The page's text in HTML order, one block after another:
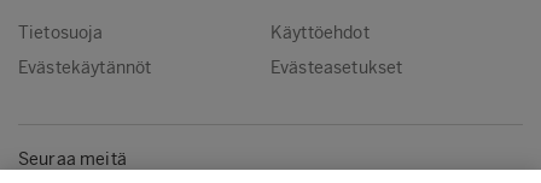
Tietosuoja
Käyttöehdot
Evästekäytännöt
Evästeasetukset
Seuraa meitä